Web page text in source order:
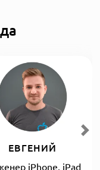
ЕВГЕНИЙ
iPhone, iPad